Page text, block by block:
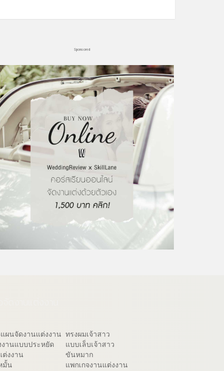
Sponsored
แผนจัดงานแต่งงาน
งานแบบประหยัด
ต่งงาน
มั้น
ทรงผมเจ้าสาว
แบบเล็บเจ้าสาว
ขันหมาก
แพกเกจงานแต่งงาน